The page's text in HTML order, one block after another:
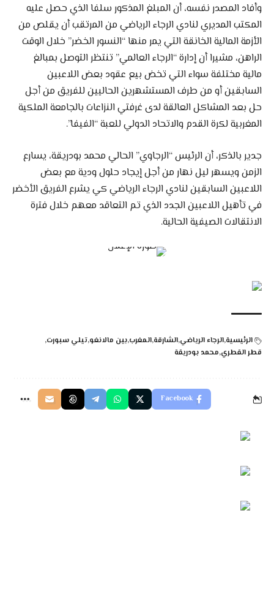
وأفاد المصدر نفسه، أن المبلغ المذكور سلفا الذي حصل عليه
المكتب المديري لنادي الرجاء الرياضي من المرتقب أن يقلص من
الأزمة المالية الخانقة التي يمر منها “النسور الخضر” خلال الوقت
الراهن، مشيرا أن إدارة “الرجاء العالمي” تنتظر التوصل بمبالغ
مالية مختلفة سواء التي تخض بيع عقود بعض اللاعبين
السابقين أو من طرف المستشهرين الحاليين للفريق من أجل
حل بعد المشاكل العالقة لدى غرفتي النزاعات بالجامعة الملكية
المغربية لكرة القدم والاتحاد الدولي للعبة “الفيفا”.
جدير بالذكر، أن الرئيس “الرجاوي” الحالي محمد بودريقة، يسارع
الزمن ويسهر ليل نهار من أجل إيجاد حلول ودية مع بعض
اللاعبين السابقين لنادي الرجاء الرياضي كي يشرع الفريق الأخضر
في تأهيل اللاعبين الجدد الذي تم التعاقد معهم خلال فترة
الانتقالات الصيفية الحالية.
الرئيسيةالرجاء الرياضيالشارقةالمغرببين مالانغوتيلي سبورت
قطر القطريمحمد بودريقة
Facebook